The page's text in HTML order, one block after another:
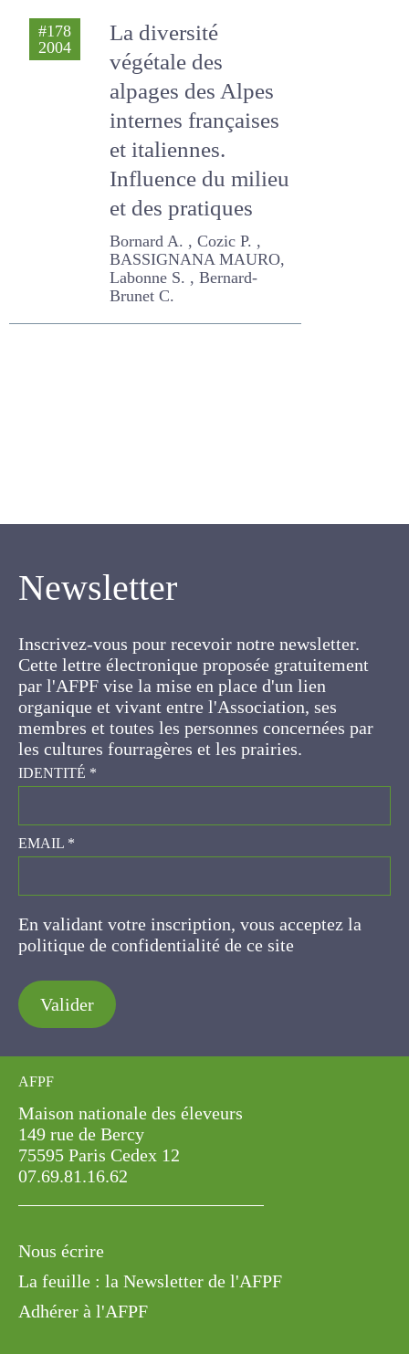
#178
La diversité
végétale des
alpages des Alpes
internes
françaises et
italiennes.
Influence du milieu
et des pratiques
Bornard A. , Cozic P. ,
Newsletter
Cette lettre électronique proposée
gratuitement par l'AFPF vise la mise en place
d'un lien organique et vivant entre l'Association,
ses membres et toutes les personnes
concernées par les cultures fourragères et les
prairies.
IDENTITÉ*
EMAIL*
En validant votre inscription, vous acceptez la
politique de confidentialité de ce site
Valider
AFPF
Maison nationale des éleveurs
149 rue de Bercy
75595 Paris Cedex 12
07.69.81.16.62
Nous écrire
La feuille : la Newsletter de l'AFPF
Adhérer à l'AFPF